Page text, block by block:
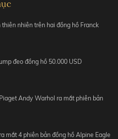
thiên nhiên trên hai đồng hồ Franck
đeo đồng hồ 50.000 USD
Andy Warhol ra mắt phiên bản
mắt 4 phiên bản đồng hồ Alpine Eagle